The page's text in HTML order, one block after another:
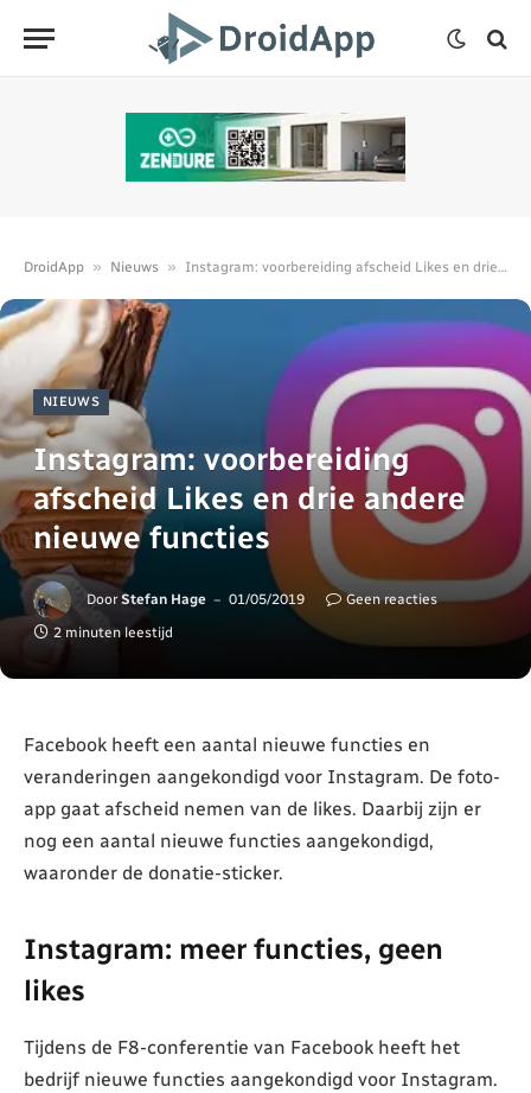
DroidApp » Nieuws » Instagram: voorbereiding afscheid Likes en drie andere nieuwe functies
NIEUWS
Instagram: voorbereiding
afscheid Likes en drie andere
nieuwe functies
Door Stefan Hage 01/05/2019
Geen reacties
2 minuten leestijd
Facebook heeft een aantal nieuwe functies en
veranderingen aangekondigd voor Instagram. De foto-
app gaat afscheid nemen van de likes. Daarbij zijn er
nog een aantal nieuwe functies aangekondigd,
waaronder de donatie-sticker.
Instagram: meer functies, geen
likes
Tijdens de F8-conferentie van Facebook heeft het
bedrijf nieuwe functies aangekondigd voor Instagram.